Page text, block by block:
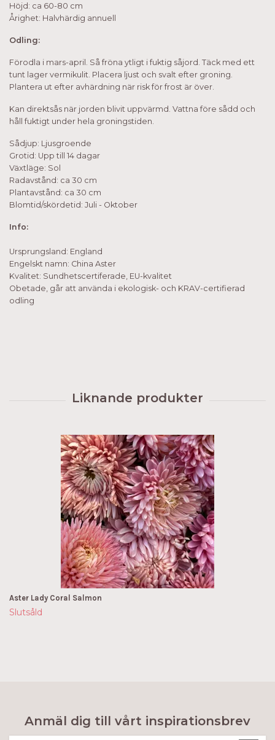
Höjd: ca 60-80 cm
Årighet: Halvhärdig annuell
Odling:
Förodla i mars-april. Så fröna ytligt i fuktig såjord. Täck med ett
tunt lager vermikulit. Placera ljust och svalt efter groning.
Plantera ut efter avhärdning när risk för frost är över.
Kan direktsås när jorden blivit uppvärmd. Vattna före sådd och
håll fuktigt under hela groningstiden.
Sådjup: Ljusgroende
Grotid: Upp till 14 dagar
Växtläge: Sol
Radavstånd: ca 30 cm
Plantavstånd: ca 30 cm
Blomtid/skördetid: Juli - Oktober
Info:
Ursprungsland: England
Engelskt namn: China Aster
Kvalitet: Sundhetscertiferade, EU-kvalitet
Obetade, går att använda i ekologisk- och KRAV-certifierad
odling
Aster Lady Coral Salmon
Slutsåld
Anmäl dig till vårt inspirationsbrev